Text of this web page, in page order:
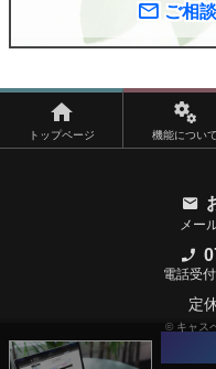
ご相
トップページ 機能について
メー
電話受
定
© キャス